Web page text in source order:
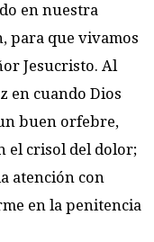
en nuestra
para que vivamos
Jesucristo. Al
en cuando Dios
buen orfebre,
el crisol del dolor;
atención con
en la penitencia